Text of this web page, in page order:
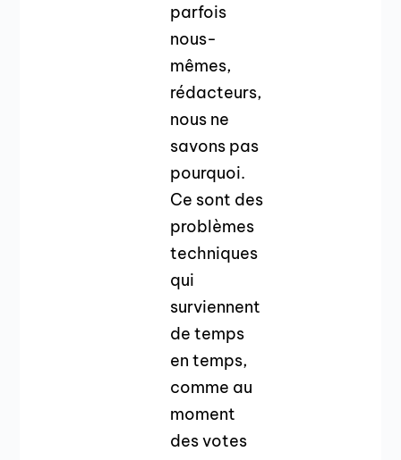
parfois
nous-
mêmes,
rédacteurs,
nous ne
savons pas
pourquoi.
Ce sont des
problèmes
techniques
qui
surviennent
de temps
en temps,
comme au
moment
des votes